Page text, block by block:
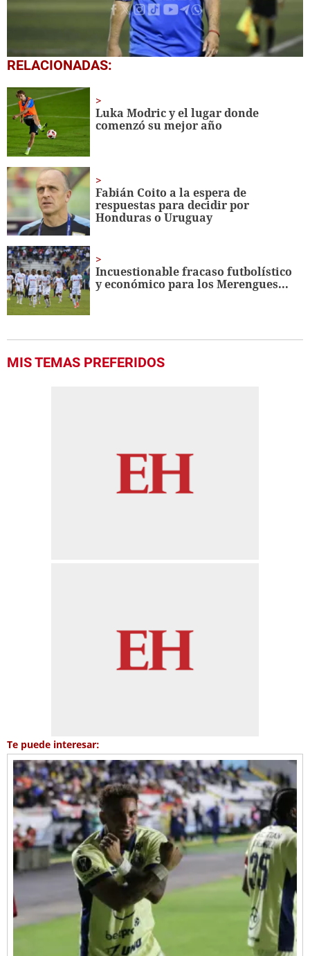
0
seconds
minute,
41
seconds
RELACIONADAS:
Luka Modric y el lugar donde
comenzó su mejor año
Fabián Coito a la espera de
respuestas para decidir por
Honduras o Uruguay
Incuestionable fracaso futbolístico
y económico para los Merengues...
MIS TEMAS PREFERIDOS
Te puede interesar: